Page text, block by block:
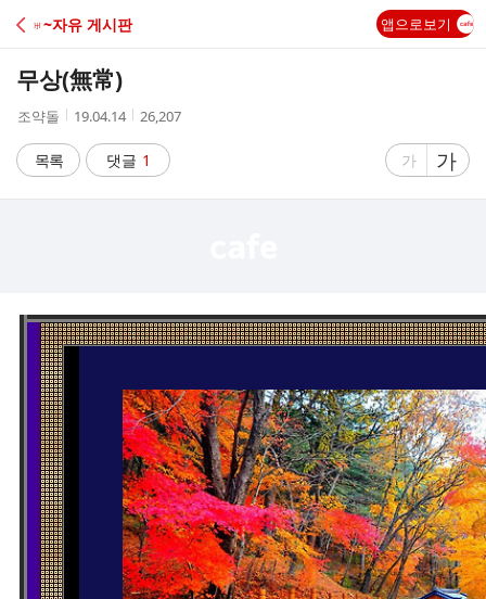
C
♅~자유 게시판 앱으로보기
무상(無常)
작
자
조약돌
작
시
간
19.04.14
조
수
26,207
목록 댓글 1
글
게
가
글
자
게
가